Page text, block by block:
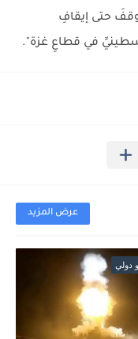
حتى إيقافِ
في قطاعِ غزة".
عرض المزيد
دولي